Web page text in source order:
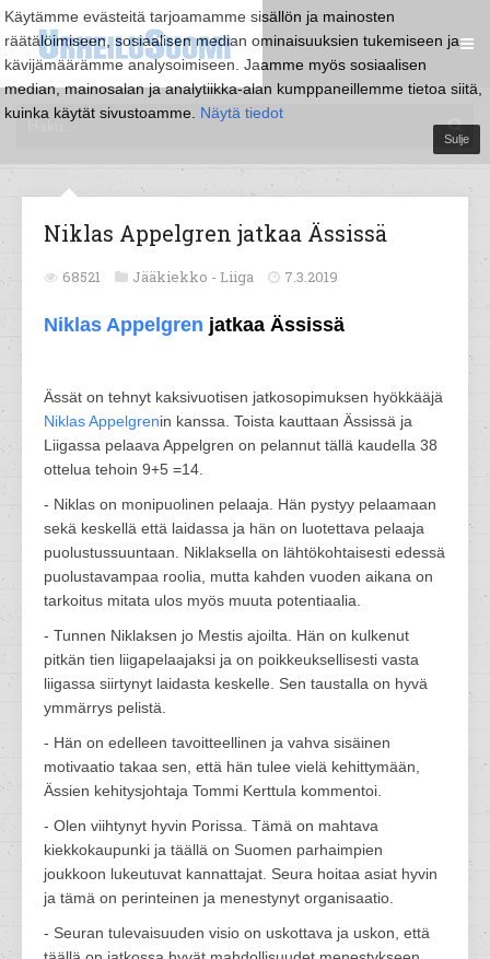
Käytämme evästeitä tarjoamamme sisällön ja mainosten
räätälöimiseen, sosiaalisen median ominaisuuksien tukemiseen ja
kävijämäärämme analysoimiseen. Jaamme myös sosiaalisen
median, mainosalan ja analytiikka-alan kumppaneillemme tietoa siitä,
kuinka käytät sivustoamme. Näytä tiedot
Sulje
Niklas Appelgren jatkaa Ässissä
68521 Jääkiekko - Liiga 7.3.2019
Niklas Appelgren jatkaa Ässissä
Ässät on tehnyt kaksivuotisen jatkosopimuksen hyökkääjä
Niklas Appelgrenin kanssa. Toista kauttaan Ässissä ja
Liigassa pelaava Appelgren on pelannut tällä kaudella 38
ottelua tehoin 9+5 =14.
- Niklas on monipuolinen pelaaja. Hän pystyy pelaamaan
sekä keskellä että laidassa ja hän on luotettava pelaaja
puolustussuuntaan. Niklaksella on lähtökohtaisesti edessä
puolustavampaa roolia, mutta kahden vuoden aikana on
tarkoitus mitata ulos myös muuta potentiaalia.
- Tunnen Niklaksen jo Mestis ajoilta. Hän on kulkenut
pitkän tien liigapelaajaksi ja on poikkeuksellisesti vasta
liigassa siirtynyt laidasta keskelle. Sen taustalla on hyvä
ymmärrys pelistä.
- Hän on edelleen tavoitteellinen ja vahva sisäinen
motivaatio takaa sen, että hän tulee vielä kehittymään,
Ässien kehitysjohtaja Tommi Kerttula kommentoi.
- Olen viihtynyt hyvin Porissa. Tämä on mahtava
kiekkokaupunki ja täällä on Suomen parhaimpien
joukkoon lukeutuvat kannattajat. Seura hoitaa asiat hyvin
ja tämä on perinteinen ja menestynyt organisaatio.
- Seuran tulevaisuuden visio on uskottava ja uskon, että